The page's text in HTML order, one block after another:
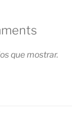
que mostrar.